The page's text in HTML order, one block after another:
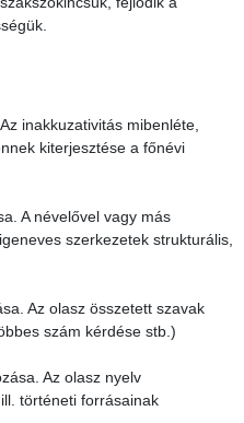
inakkuzativitás mibenléte,
kiterjesztése a főnévi
A névelővel vagy más
szerkezetek strukturális,
Az olasz összetett szavak
szám kérdése stb.)
Az olasz nyelv
történeti forrásainak